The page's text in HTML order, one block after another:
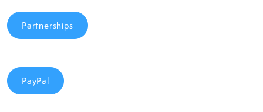
Partnerships
PayPal